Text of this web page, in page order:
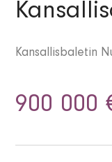
Kansallisbaletin
900 000